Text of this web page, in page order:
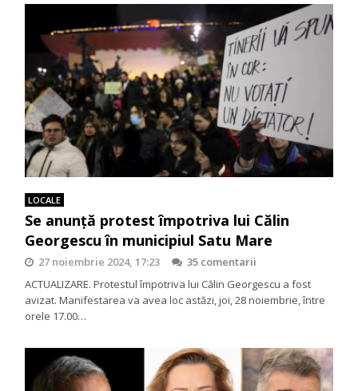
LOCALE
Se anunță protest împotriva lui Călin
Georgescu în municipiul Satu Mare
27 noiembrie 2024, 17:23
35 comentarii
ACTUALIZARE. Protestul împotriva lui Călin Georgescu a fost
avizat. Manifestarea va avea loc astăzi, joi, 28 noiembrie, între
orele 17.00…